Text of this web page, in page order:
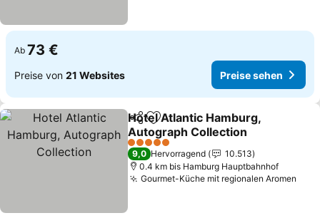
Ab 73 €
Preise von 21 Websites Preise sehen
TeilenZu Favoriten hinzufügen
Hotel Atlantic Hamburg,
Autograph Collection
5 Sterne
9,0 Hervorragend
10.513
0.4 km bis Hamburg Hauptbahnhof
Gourmet-Küche mit regionalen Aromen